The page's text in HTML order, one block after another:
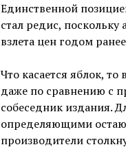
Единственной
стал редис, поскольку
взлета цен годом
Что касается яблок,
даже по сравнению с
собеседник издания.
определяющими
производители